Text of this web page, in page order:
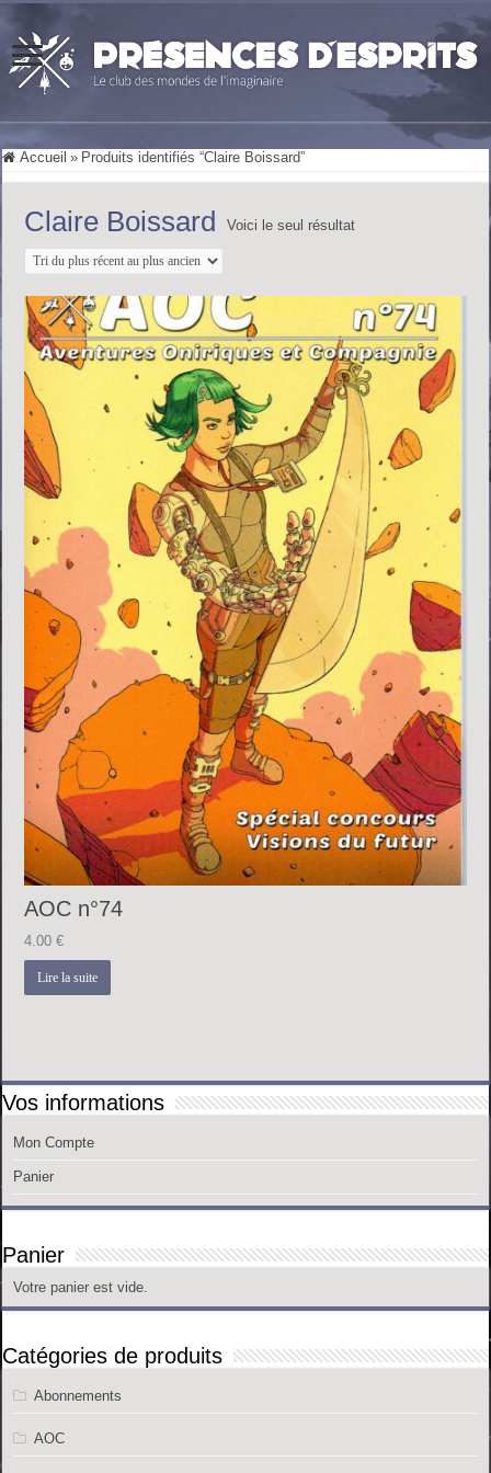
Accueil » Produits identifiés “Claire Boissard”
Claire Boissard Voici le seul résultat
AOC n°74
4.00€
Lire la suite
Vos informations
Mon Compte
Panier
Panier
Votre panier est vide.
Catégories de produits
Abonnements
AOC